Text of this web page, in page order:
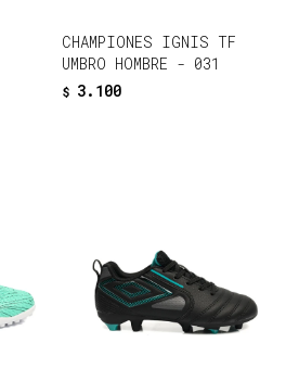
CHAMPIONES IGNIS TF
UMBRO HOMBRE - 031
$ 3.100